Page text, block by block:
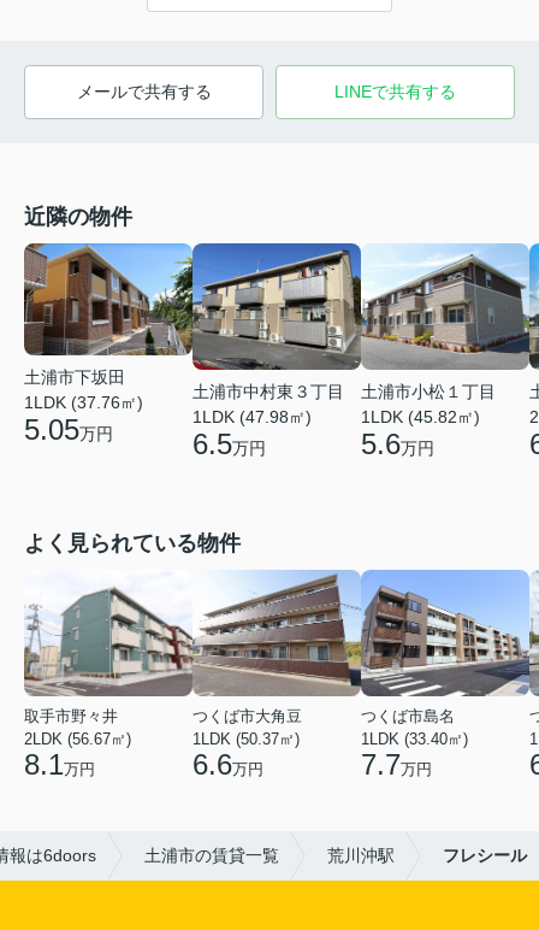
メールで共有する LINEで共有する
近隣の物件
土浦市下坂田
1LDK (37.76㎡)
5.05万円
土浦市中村東３丁目
1LDK (47.98㎡)
6.5万円
土浦市小松１丁目
1LDK (45.82㎡)
5.6万円
よく見られている物件
取手市野々井
2LDK (56.67㎡)
8.1万円
つくば市大角豆
1LDK (50.37㎡)
6.6万円
つくば市島名
1LDK (33.40㎡)
7.7万円
報は6doors 土浦市の賃貸一覧 荒川沖駅 フレシール